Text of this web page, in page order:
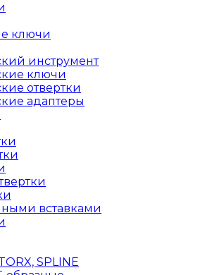
ключи
инструмент
ключи
отвертки
адаптеры
вставками
SPLINE